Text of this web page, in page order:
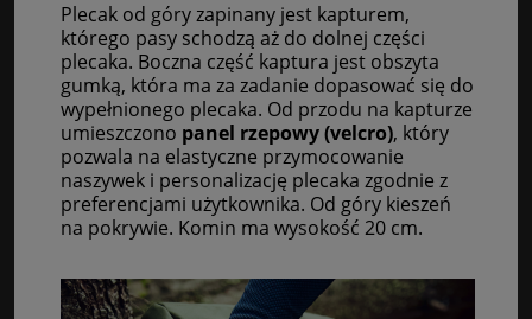
Plecak od góry zapinany jest kapturem,
którego pasy schodzą aż do dolnej części
plecaka. Boczna część kaptura jest obszyta
gumką, która ma za zadanie dopasować się do
wypełnionego plecaka. Od przodu na kapturze
umieszczono panel rzepowy (velcro), który
pozwala na elastyczne przymocowanie
naszywek i personalizację plecaka zgodnie z
preferencjami użytkownika. Od góry kieszeń
na pokrywie. Komin ma wysokość 20 cm.